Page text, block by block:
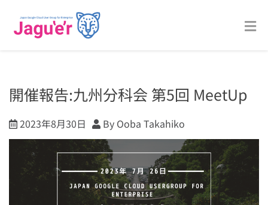
開催報告:九州分科会 第5回 MeetUp
2023年8月30日 By Ooba Takahiko